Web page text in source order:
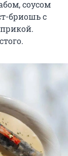
соусом
бриошь с